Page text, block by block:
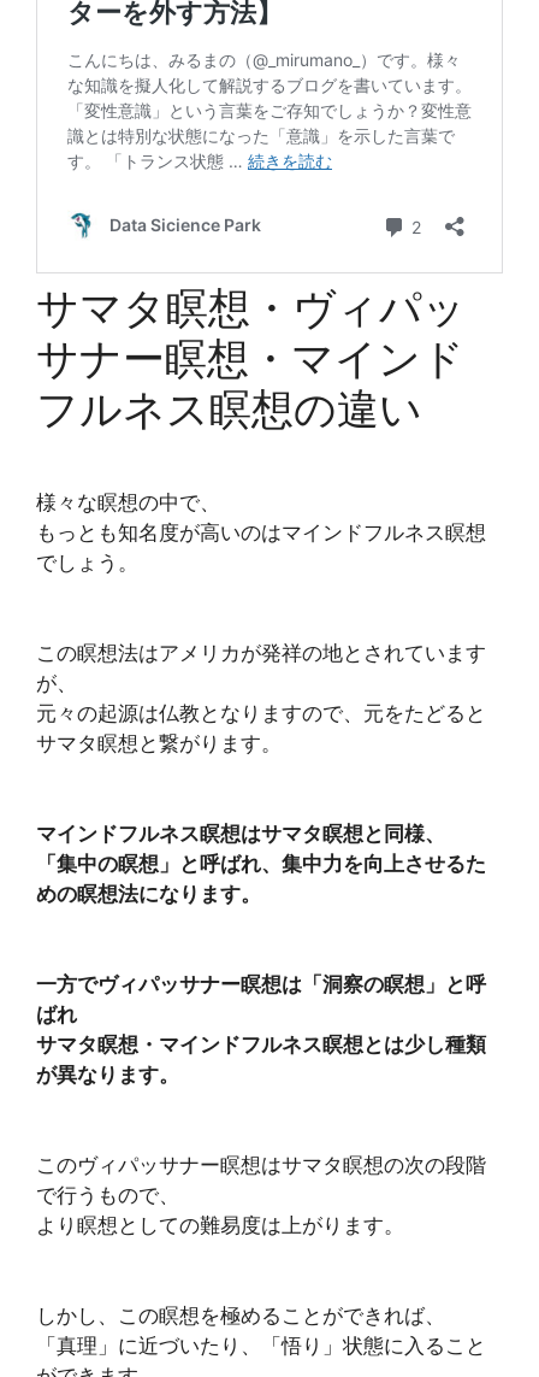
サマタ瞑想・ヴィパッ
サナー瞑想・マインド
フルネス瞑想の違い
様々な瞑想の中で、
もっとも知名度が高いのはマインドフルネス瞑想
でしょう。
この瞑想法はアメリカが発祥の地とされています
が、
元々の起源は仏教となりますので、元をたどると
サマタ瞑想と繋がります。
マインドフルネス瞑想はサマタ瞑想と同様、
「集中の瞑想」と呼ばれ、集中力を向上させるた
めの瞑想法になります。
一方でヴィパッサナー瞑想は「洞察の瞑想」と呼
ばれ
サマタ瞑想・マインドフルネス瞑想とは少し種類
が異なります。
このヴィパッサナー瞑想はサマタ瞑想の次の段階
で行うもので、
より瞑想としての難易度は上がります。
しかし、この瞑想を極めることができれば、
「真理」に近づいたり、「悟り」状態に入ること